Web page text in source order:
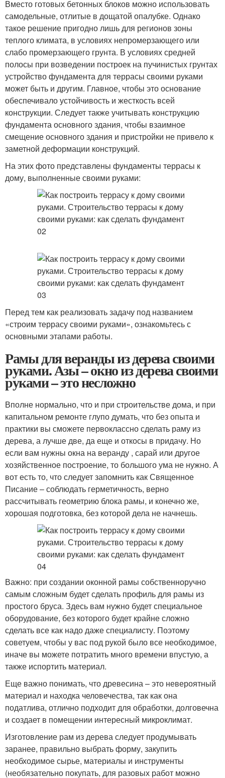
Вместо готовых бетонных блоков можно использовать
самодельные, отлитые в дощатой опалубке. Однако
такое решение пригодно лишь для регионов зоны
теплого климата, в условиях непромерзающего или
слабо промерзающего грунта. В условиях средней
полосы при возведении построек на пучинистых грунтах
устройство фундамента для террасы своими руками
может быть и другим. Главное, чтобы это основание
обеспечивало устойчивость и жесткость всей
конструкции. Следует также учитывать конструкцию
фундамента основного здания, чтобы взаимное
смещение основного здания и пристройки не привело к
заметной деформации конструкций.
На этих фото представлены фундаменты террасы к
дому, выполненные своими руками:
Перед тем как реализовать задачу под названием
«строим террасу своими руками», ознакомьтесь с
основными этапами работы.
Рамы для веранды из дерева своими
руками. Азы – окно из дерева своими
руками – это несложно
Вполне нормально, что и при строительстве дома, и при
капитальном ремонте глупо думать, что без опыта и
практики вы сможете первоклассно сделать раму из
дерева, а лучше две, да еще и откосы в придачу. Но
если вам нужны окна на веранду , сарай или другое
хозяйственное построение, то большого ума не нужно. А
вот есть то, что следует запомнить как Священное
Писание – соблюдать герметичность, верно
рассчитывать геометрию блока рамы, и конечно же,
хорошая подготовка, без которой дела не начнешь.
Важно: при создании оконной рамы собственноручно
самым сложным будет сделать профиль для рамы из
простого бруса. Здесь вам нужно будет специальное
оборудование, без которого будет крайне сложно
сделать все как надо даже специалисту. Поэтому
советуем, чтобы у вас под рукой было все необходимое,
иначе вы можете потратить много времени впустую, а
также испортить материал.
Еще важно понимать, что древесина – это невероятный
материал и находка человечества, так как она
податлива, отлично подходит для обработки, долговечна
и создает в помещении интересный микроклимат.
Изготовление рам из дерева следует продумывать
заранее, правильно выбрать форму, закупить
необходимое сырье, материалы и инструменты
(необязательно покупать, для разовых работ можно